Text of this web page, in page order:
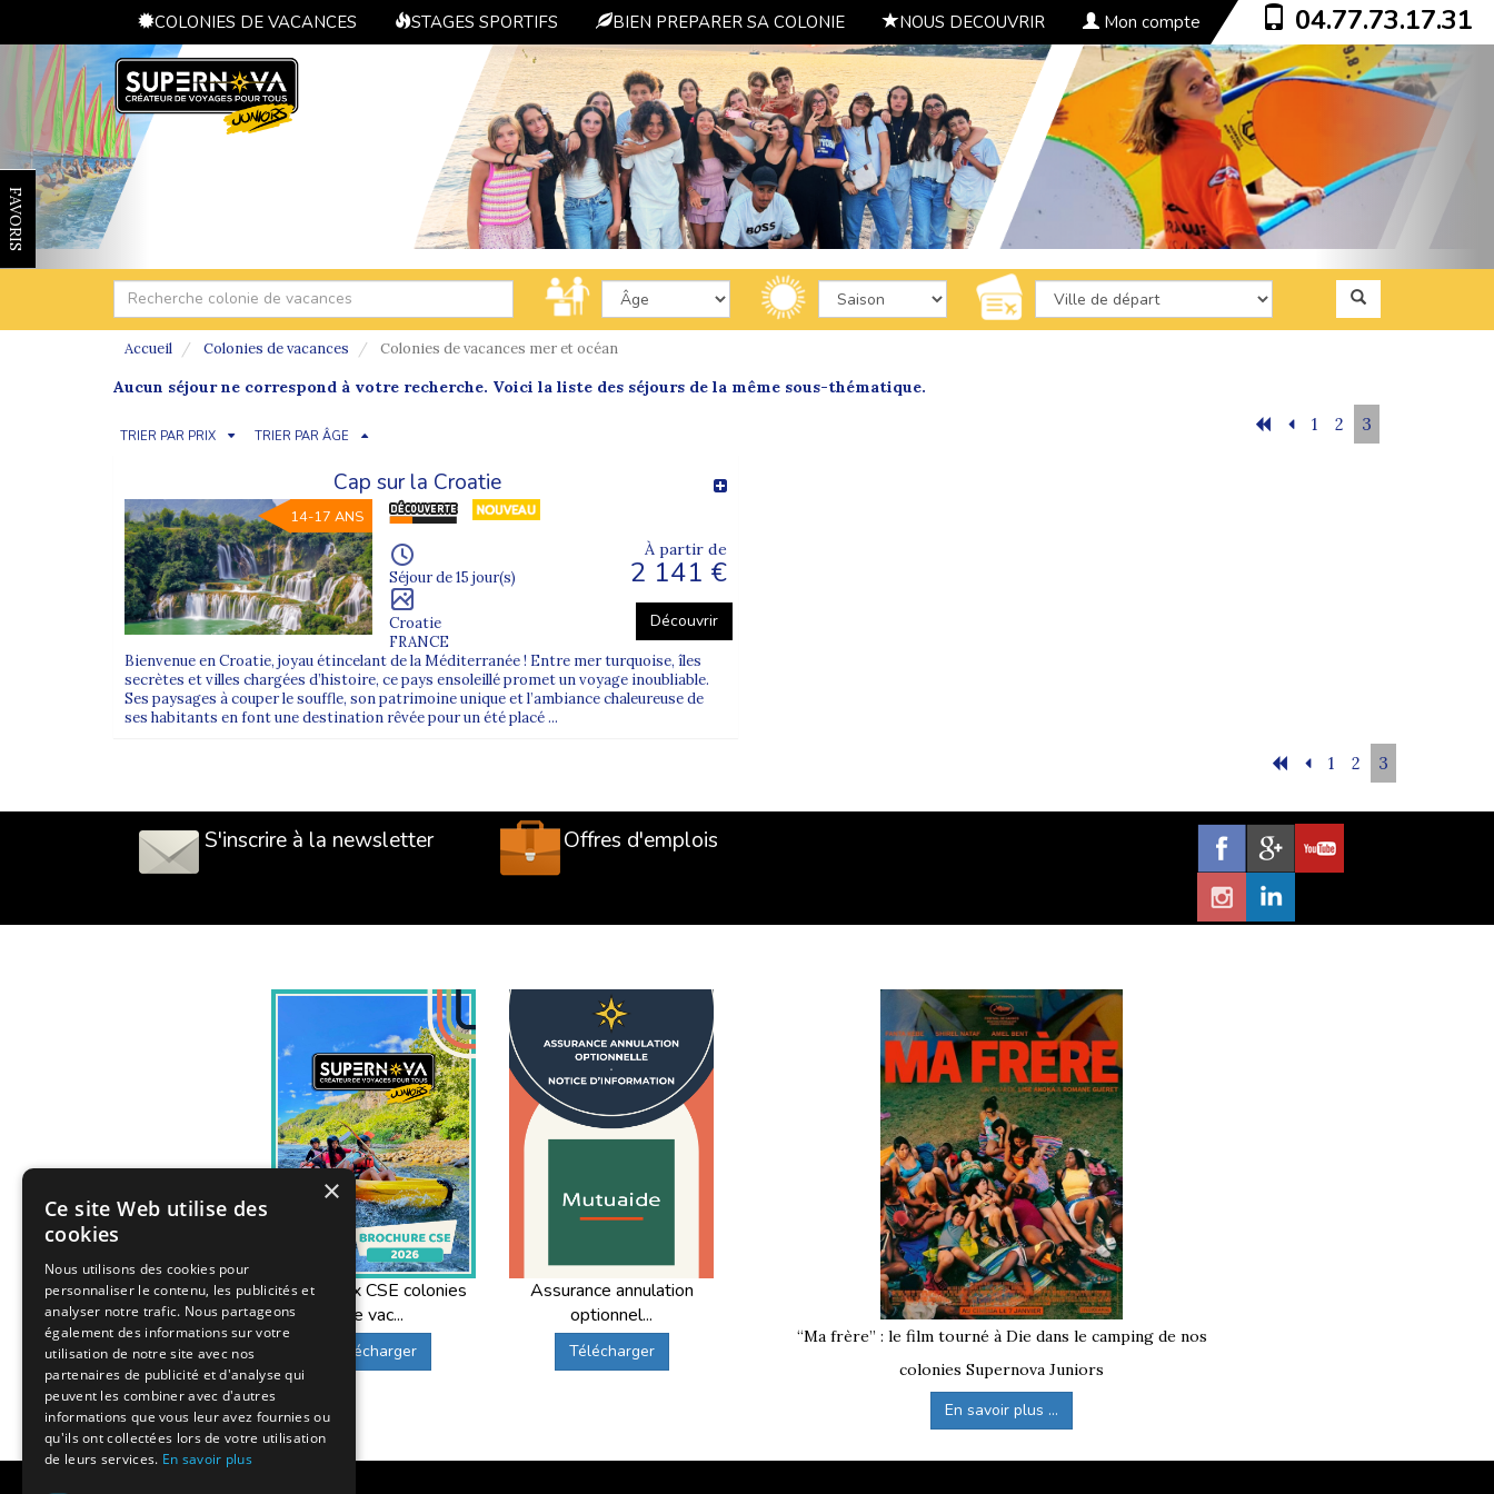
COLONIES DE VACANCES STAGES SPORTIFS BIEN PREPARER SA COLONIE NOUS DECOUVRIR Mon compte 04.77.73.17.31
FAVORIS
Accueil Colonies de vacances Colonies de vacances mer et océan
Aucun séjour ne correspond à votre recherche. Voici la liste des séjours de la même sous-thématique.
TRIER PAR PRIX TRIER PAR ÂGE
1 2 3
Cap sur la Croatie
14-17 ANS
Séjour de 15 jour(s)
Croatie
FRANCE
À partir de
2 141 €
Découvrir
Bienvenue en Croatie, joyau étincelant de la Méditerranée ! Entre mer turquoise, îles
secrètes et villes chargées d’histoire, ce pays ensoleillé promet un voyage inoubliable.
Ses paysages à couper le souffle, son patrimoine unique et l’ambiance chaleureuse de
ses habitants en font une destination rêvée pour un été placé ...
1 2 3
S'inscrire à la newsletter Offres d'emplois
Offres aux CSE colonies
de vac...
Télécharger
Assurance annulation
optionnel...
Télécharger
“Ma frère” : le film tourné à Die dans le camping de nos
colonies Supernova Juniors
En savoir plus ...
×
Ce site Web utilise des
cookies
Nous utilisons des cookies pour
personnaliser le contenu, les publicités et
analyser notre trafic. Nous partageons
également des informations sur votre
utilisation de notre site avec nos
partenaires de publicité et d'analyse qui
peuvent les combiner avec d'autres
informations que vous leur avez fournies ou
qu'ils ont collectées lors de votre utilisation
de leurs services. En savoir plus